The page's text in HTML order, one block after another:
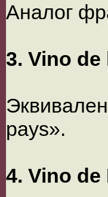
Аналог
3. Vino de
pays».
4. Vino de